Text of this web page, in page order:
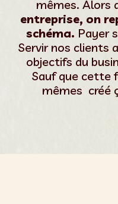
mêmes. Alors
entreprise, on
schéma. Payer
Servir nos clients
objectifs du
Sauf que cette
mêmes créé